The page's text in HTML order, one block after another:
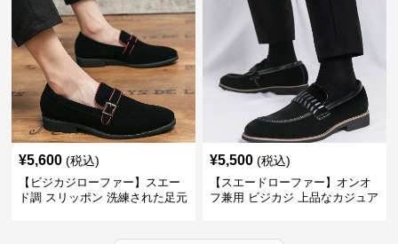
¥5,600 (税込)
【ビジカジローファー】スエー
ド調 スリッポン 洗練された足元
¥5,500 (税込)
【スエードローファー】オンオ
フ兼用 ビジカジ 上品なカジュア